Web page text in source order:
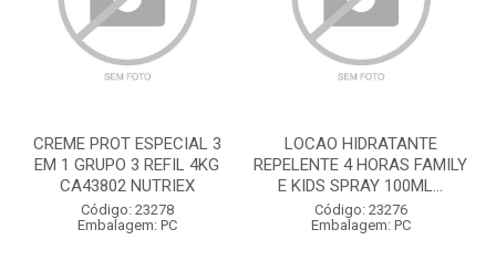
CREME PROT ESPECIAL 3
EM 1 GRUPO 3 REFIL 4KG
CA43802 NUTRIEX
Código: 23278
Embalagem: PC
LOCAO HIDRATANTE
REPELENTE 4 HORAS FAMILY
E KIDS SPRAY 100ML...
Código: 23276
Embalagem: PC